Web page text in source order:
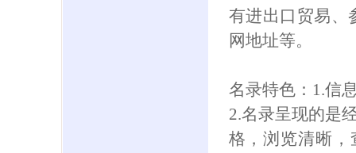
有进出口贸易、
网地址等。
名录特色：1.信
2.名录呈现的是
格，浏览清晰